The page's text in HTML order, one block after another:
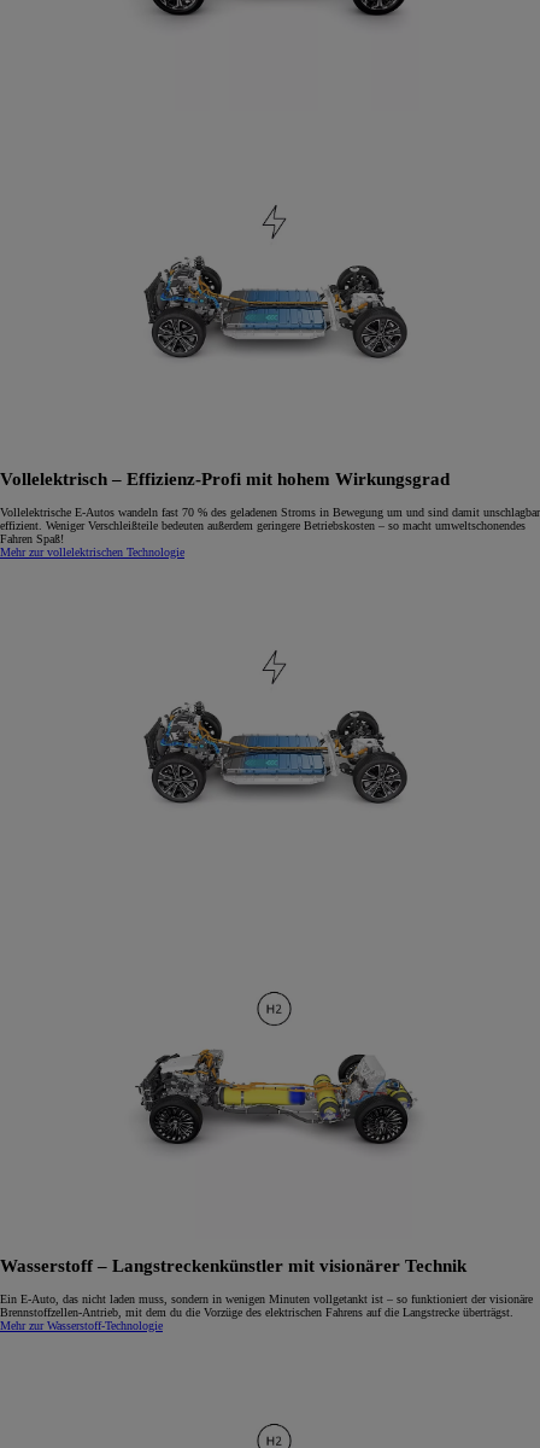
Vollelektrisch – Effizienz-Profi mit hohem Wirkungsgrad
Vollelektrische E-Autos wandeln fast 70 % des geladenen Stroms in Bewegung um und sind damit unschlagbar
effizient. Weniger Verschleißteile bedeuten außerdem geringere Betriebskosten – so macht umweltschonendes
Fahren Spaß!
Mehr zur vollelektrischen Technologie
Wasserstoff – Langstreckenkünstler mit visionärer Technik
Ein E-Auto, das nicht laden muss, sondern in wenigen Minuten vollgetankt ist – so funktioniert der visionäre
Brennstoffzellen-Antrieb, mit dem du die Vorzüge des elektrischen Fahrens auf die Langstrecke überträgst.
Mehr zur Wasserstoff-Technologie